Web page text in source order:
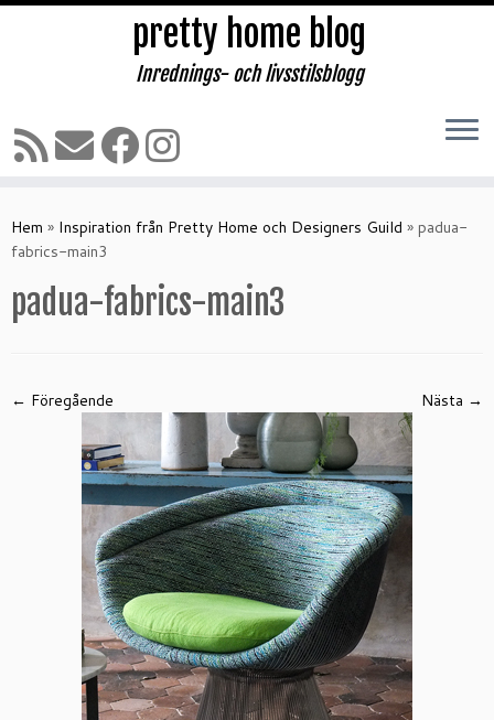
till
innehåll
pretty home blog
Inrednings- och livsstilsblogg
Hem » Inspiration från Pretty Home och Designers Guild » padua-
fabrics-main3
padua-fabrics-main3
← Föregående Nästa →